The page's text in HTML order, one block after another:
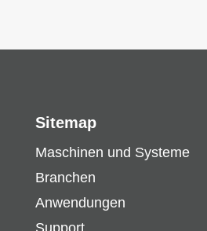
Sitemap
Maschinen und Systeme
Branchen
Anwendungen
Support